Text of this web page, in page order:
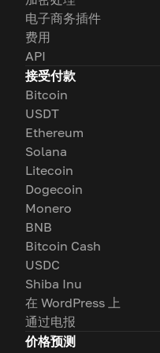
电子商务插件
费用
API
接受付款
Bitcoin
USDT
Ethereum
Solana
Litecoin
Dogecoin
Monero
BNB
Bitcoin Cash
USDC
Shiba Inu
在 WordPress 上
通过电报
价格预测